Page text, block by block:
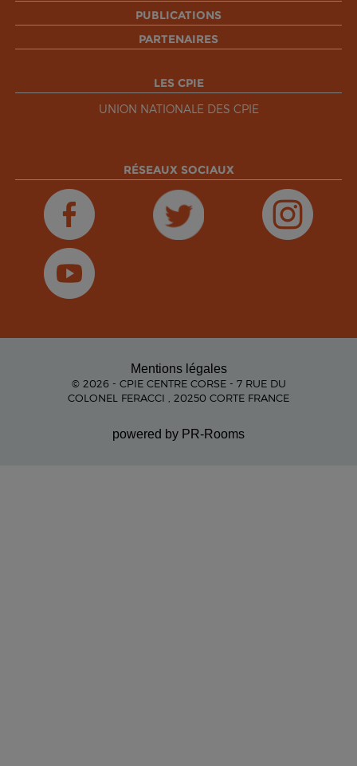
PUBLICATIONS
PARTENAIRES
LES CPIE
UNION NATIONALE DES CPIE
RÉSEAUX SOCIAUX
Mentions légales
© 2026 - CPIE CENTRE CORSE - 7 RUE DU
COLONEL FERACCI , 20250 CORTE FRANCE
powered by PR-Rooms